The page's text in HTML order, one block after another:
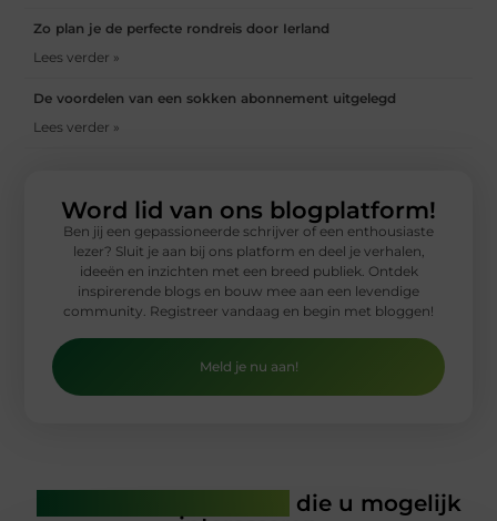
Zo plan je de perfecte rondreis door Ierland
Lees verder »
De voordelen van een sokken abonnement uitgelegd
Lees verder »
Word lid van ons blogplatform!
Ben jij een gepassioneerde schrijver of een enthousiaste
lezer? Sluit je aan bij ons platform en deel je verhalen,
ideeën en inzichten met een breed publiek. Ontdek
inspirerende blogs en bouw mee aan een levendige
community. Registreer vandaag en begin met bloggen!
Meld je nu aan!
die u mogelijk